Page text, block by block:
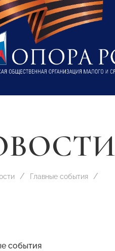
Главные события
события